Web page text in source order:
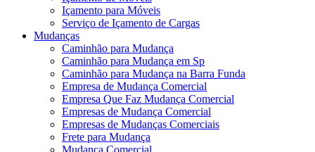
Içamento para Móveis
Serviço de Içamento de Cargas
Mudanças
Caminhão para Mudança
Caminhão para Mudança em Sp
Caminhão para Mudança na Barra Funda
Empresa de Mudança Comercial
Empresa Que Faz Mudança Comercial
Empresas de Mudança Comercial
Empresas de Mudanças Comerciais
Frete para Mudança
Mudança Comercial